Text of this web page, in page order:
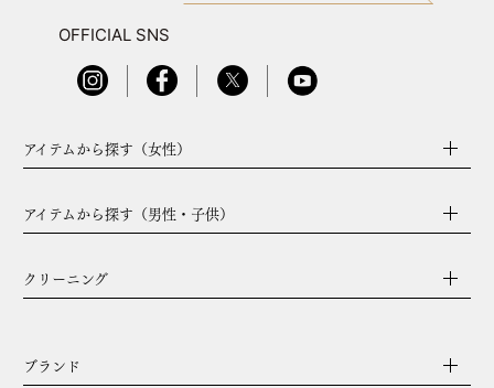
OFFICIAL SNS
アイテムから探す（女性）
アイテムから探す（男性・子供）
クリーニング
ブランド